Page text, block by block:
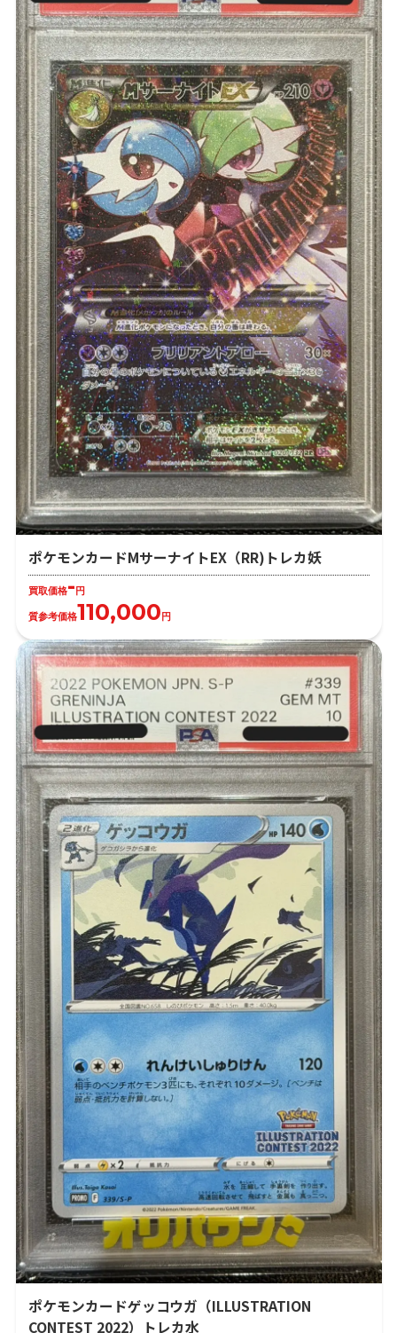
ポケモンカードMサーナイトEX（RR)トレカ妖
買取価格- 円
質参考価格110,000 円
ポケモンカードゲッコウガ（ILLUSTRATION
CONTEST 2022）トレカ水